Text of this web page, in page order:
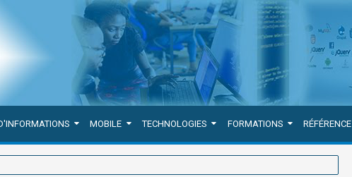
MOBILE TECHNOLOGIES FORMATIONS RÉFÉRENCE